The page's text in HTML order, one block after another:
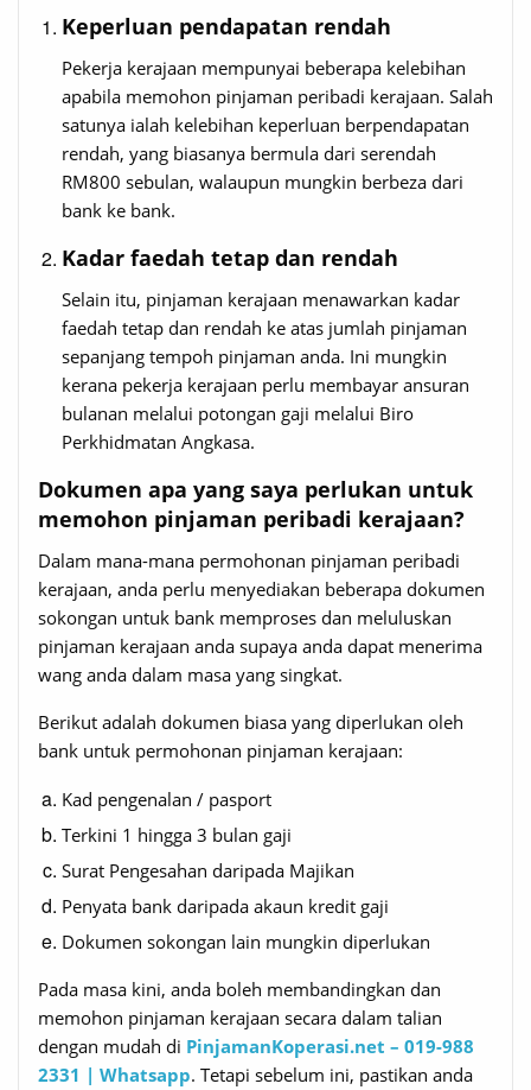
Keperluan pendapatan rendah
Pekerja kerajaan mempunyai beberapa kelebihan
apabila memohon pinjaman peribadi kerajaan. Salah
satunya ialah kelebihan keperluan berpendapatan
rendah, yang biasanya bermula dari serendah
RM800 sebulan, walaupun mungkin berbeza dari
bank ke bank.
Kadar faedah tetap dan rendah
Selain itu, pinjaman kerajaan menawarkan kadar
faedah tetap dan rendah ke atas jumlah pinjaman
sepanjang tempoh pinjaman anda. Ini mungkin
kerana pekerja kerajaan perlu membayar ansuran
bulanan melalui potongan gaji melalui Biro
Perkhidmatan Angkasa.
Dokumen apa yang saya perlukan untuk
memohon pinjaman peribadi kerajaan?
Dalam mana-mana permohonan pinjaman peribadi
kerajaan, anda perlu menyediakan beberapa dokumen
sokongan untuk bank memproses dan meluluskan
pinjaman kerajaan anda supaya anda dapat menerima
wang anda dalam masa yang singkat.
Berikut adalah dokumen biasa yang diperlukan oleh
bank untuk permohonan pinjaman kerajaan:
Kad pengenalan / pasport
Terkini 1 hingga 3 bulan gaji
Surat Pengesahan daripada Majikan
Penyata bank daripada akaun kredit gaji
Dokumen sokongan lain mungkin diperlukan
Pada masa kini, anda boleh membandingkan dan
memohon pinjaman kerajaan secara dalam talian
dengan mudah di PinjamanKoperasi.net – 019-988
2331 | Whatsapp. Tetapi sebelum ini, pastikan anda